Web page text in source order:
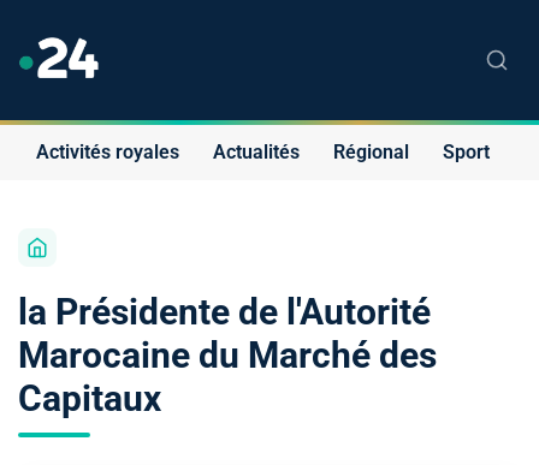
Activités royales Actualités Régional Sport
la Présidente de l'Autorité
Marocaine du Marché des
Capitaux